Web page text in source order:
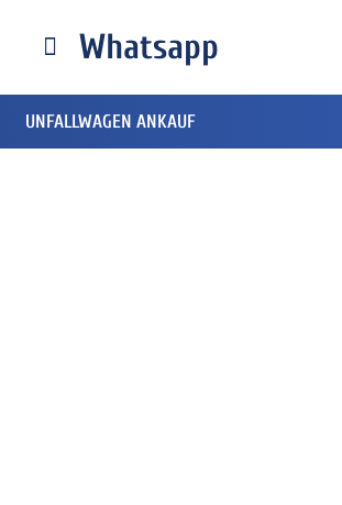
Whatsapp
UNFALLWAGEN ANKAUF